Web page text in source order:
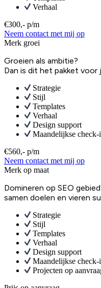
Verhaal
€300,- p/m
Neem contact met mij op
Merk groei
Groeien als ambitie?
Dan is dit het pakket voor
Strategie
Stijl
Templates
Verhaal
Design support
Maandelijkse check-
€560,- p/m
Neem contact met mij op
Merk op maat
Domineren op SEO
samen doelen en vieren
Strategie
Stijl
Templates
Verhaal
Design support
Maandelijkse check-
Projecten op